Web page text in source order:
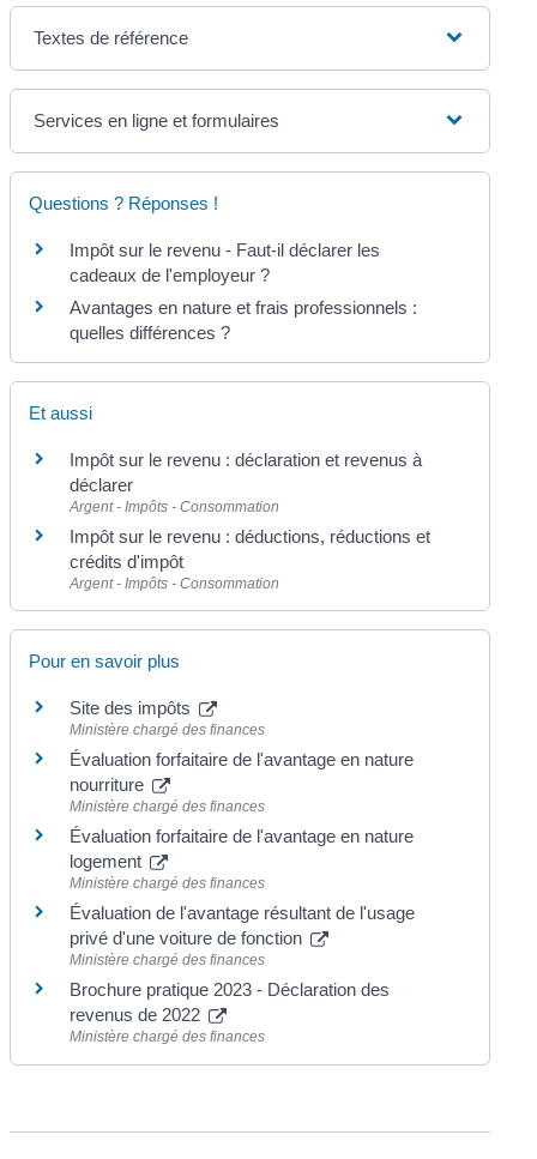
Textes de référence
Services en ligne et formulaires
Questions ? Réponses !
Impôt sur le revenu - Faut-il déclarer les
cadeaux de l'employeur ?
Avantages en nature et frais professionnels :
quelles différences ?
Et aussi
Impôt sur le revenu : déclaration et revenus à
déclarer
Argent - Impôts - Consommation
Impôt sur le revenu : déductions, réductions et
crédits d'impôt
Argent - Impôts - Consommation
Pour en savoir plus
Site des impôts
Ministère chargé des finances
Évaluation forfaitaire de l'avantage en nature
nourriture
Ministère chargé des finances
Évaluation forfaitaire de l'avantage en nature
logement
Ministère chargé des finances
Évaluation de l'avantage résultant de l'usage
privé d'une voiture de fonction
Ministère chargé des finances
Brochure pratique 2023 - Déclaration des
revenus de 2022
Ministère chargé des finances